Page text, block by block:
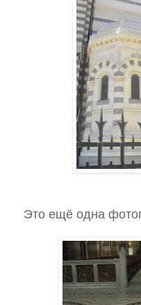
Это ещё одна